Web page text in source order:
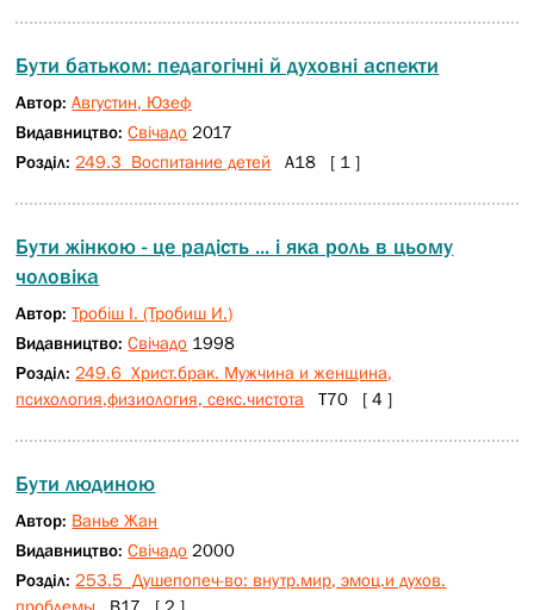
Бути батьком: педагогічні й духовні аспекти
Автор:Августин, Юзеф
Видавництво:Свічадо 2017
Розділ: 249.3 Воспитание детей А18 [ 1 ]
Бути жінкою - це радість ... і яка роль в цьому
чоловіка
Автор:Тробіш І. (Тробиш И.)
Видавництво:Свічадо 1998
Розділ: 249.6 Христ.брак. Мужчина и женщина,
психология,физиология, секс.чистота Т70 [ 4 ]
Бути людиною
Автор: Ванье Жан
Видавництво:Свічадо 2000
Розділ: 253.5 Душепопеч-во: внутр.мир, эмоц.и духов.
проблемы В17 [ 2 ]